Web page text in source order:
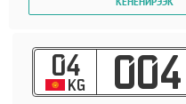
04
KG 004